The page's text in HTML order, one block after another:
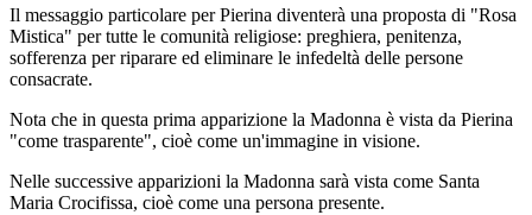
Il messaggio particolare per Pierina diventerà una proposta di "Rosa
Mistica" per tutte le comunità religiose: preghiera, penitenza,
sofferenza per riparare ed eliminare le infedeltà delle persone
consacrate.
Nota che in questa prima apparizione la Madonna è vista da Pierina
"come trasparente", cioè come un'immagine in visione.
Nelle successive apparizioni la Madonna sarà vista come Santa
Maria Crocifissa, cioè come una persona presente.